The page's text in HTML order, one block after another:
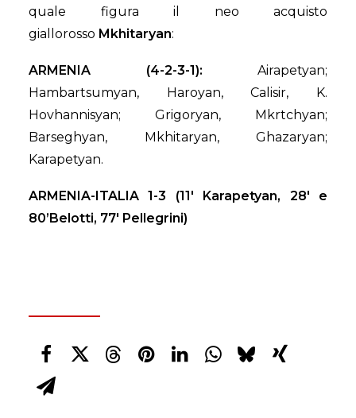
quale figura il neo acquisto
giallorosso Mkhitaryan:
ARMENIA (4-2-3-1): Airapetyan;
Hambartsumyan, Haroyan, Calisir, K.
Hovhannisyan; Grigoryan, Mkrtchyan;
Barseghyan, Mkhitaryan, Ghazaryan;
Karapetyan.
ARMENIA-ITALIA 1-3 (11′ Karapetyan, 28′ e
80’Belotti, 77′ Pellegrini)